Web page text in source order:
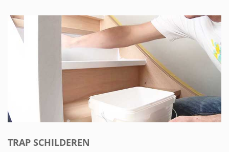
TRAP SCHILDEREN